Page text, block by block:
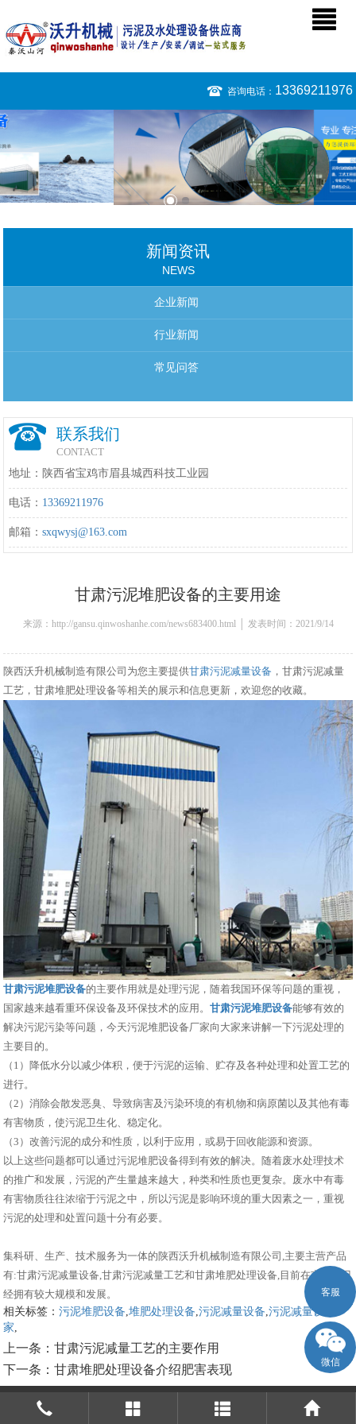
咨询电话： 13369211976
新闻资讯
NEWS
企业新闻
行业新闻
常见问答
联系我们
CONTACT
地址：陕西省宝鸡市眉县城西科技工业园
电话： 13369211976
邮箱：sxqwysj@163.com
甘肃污泥堆肥设备的主要用途
来源：http://gansu.qinwoshanhe.com/news683400.html │ 发表时间：2021/9/14
陕西沃升机械制造有限公司为您主要提供甘肃污泥减量设备 ，甘肃污泥减量
工艺，甘肃堆肥处理设备等相关的展示和信息更新，欢迎您的收藏。
甘肃污泥堆肥设备的主要作用就是处理污泥，随着我国环保等问题的重视，
国家越来越看重环保设备及环保技术的应用。甘肃污泥堆肥设备能够有效的
解决污泥污染等问题，今天污泥堆肥设备厂家向大家来讲解一下污泥处理的
主要目的。
（1）降低水分以减少体积，便于污泥的运输、贮存及各种处理和处置工艺的
进行。
（2）消除会散发恶臭、导致病害及污染环境的有机物和病原菌以及其他有毒
有害物质，使污泥卫生化、稳定化。
（3）改善污泥的成分和性质，以利于应用，或易于回收能源和资源。
以上这些问题都可以通过污泥堆肥设备得到有效的解决。随着废水处理技术
的推广和发展，污泥的产生量越来越大，种类和性质也更复杂。废水中有毒
有害物质往往浓缩于污泥之中，所以污泥是影响环境的重大因素之一，重视
污泥的处理和处置问题十分有必要。
集科研、生产、技术服务为一体的陕西沃升机械制造有限公司,主要主营产品
有:甘肃污泥减量设备,甘肃污泥减量工艺和甘肃堆肥处理设备,目前在市场上已
经拥有较大规模和发展。
相关标签：污泥堆肥设备 ,堆肥处理设备 ,污泥减量设备 ,污泥减量设备厂
家
上一条：甘肃污泥减量工艺的主要作用
下一条：甘肃堆肥处理设备介绍肥害表现
客服
微信